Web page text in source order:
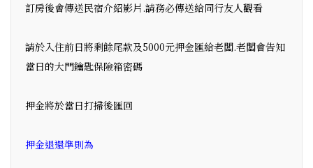
訂房後會傳送民宿介紹影片.請務必傳送給同行友人觀看
請於入住前日將剩餘尾款及5000元押金匯給老闆.老闆會告知
當日的大門鑰匙保險箱密碼
押金將於當日打掃後匯回
押金退還準則為